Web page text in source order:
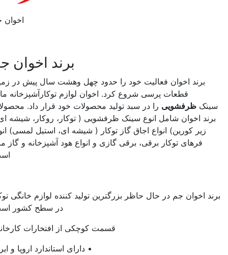
اخوان جم
برند اخوان جم
برند اخوان فعالیت خود را حدود چهل وهشت سال پیش در زمینه
قطعات پرسی شروع کرد. اخوان لوازم توکارآشپزخانه مانند
ظرفشوییرا در سبد تولید محصولات خود قرار داد. محصولات
اخوان شامل انوع سینک ظرفشویی ( توکار، روکار، شیشه ای و
زیر کورین) انواع اجاق گاز توکار ( شیشه ای، استیل لمسی) انواع
فرهای توکار برقی، برقی گازی و انواع هود آشپزخانه و گاز مبله
است.
اخوان جم در حال حاظر بزرگترین تولید کننده لوازم خانگی توکار
در سطح کشور است.
قسمت کوچکی از افتخارات کارخانه :
• دارای استاندارد اروپا و ایران